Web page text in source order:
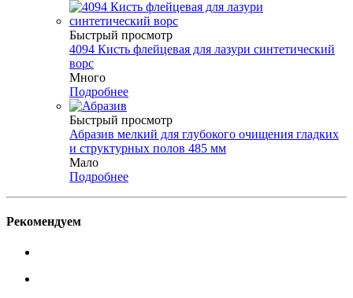
Быстрый просмотр
4094 Кисть флейцевая для лазури синтетический
ворс
Много
Подробнее
Быстрый просмотр
Абразив мелкий для глубокого очищения гладких
и структурных полов 485 мм
Мало
Подробнее
Рекомендуем